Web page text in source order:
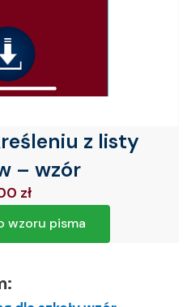
z listy
– wzór
zł
wzoru pisma